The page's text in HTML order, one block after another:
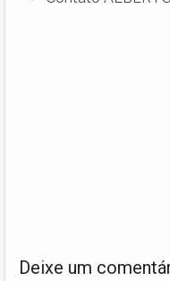
Deixe um